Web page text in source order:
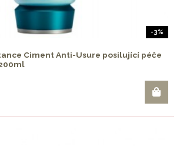
-3%
Ciment Anti-Usure posilující péče